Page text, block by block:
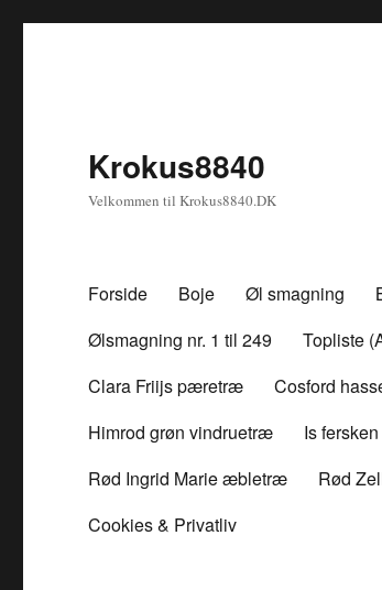
Krokus8840
Velkommen til Krokus8840.DK
Forside Boje Øl smagning
Ølsmagning nr. 1 til 249
Topliste
Clara Friijs pæretræ
Cosford
Himrod grøn vindruetræ
Is fersken
Rød Ingrid Marie æbletræ
Rød
Cookies & Privatliv